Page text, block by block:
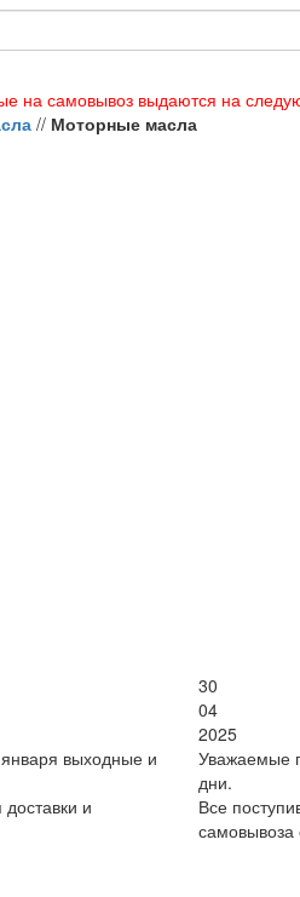
на самовывоз выдаются на
// Моторные масла
выходные и
и
30
04
2025
Уважаемые
дни.
Все
самовывоза